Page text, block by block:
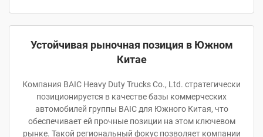
Устойчивая рыночная позиция в Южном
Китае
Компания BAIC Heavy Duty Trucks Co., Ltd. стратегически
позиционируется в качестве базы коммерческих
автомобилей группы BAIC для Южного Китая, что
обеспечивает ей прочные позиции на этом ключевом
рынке. Такой региональный фокус позволяет компании